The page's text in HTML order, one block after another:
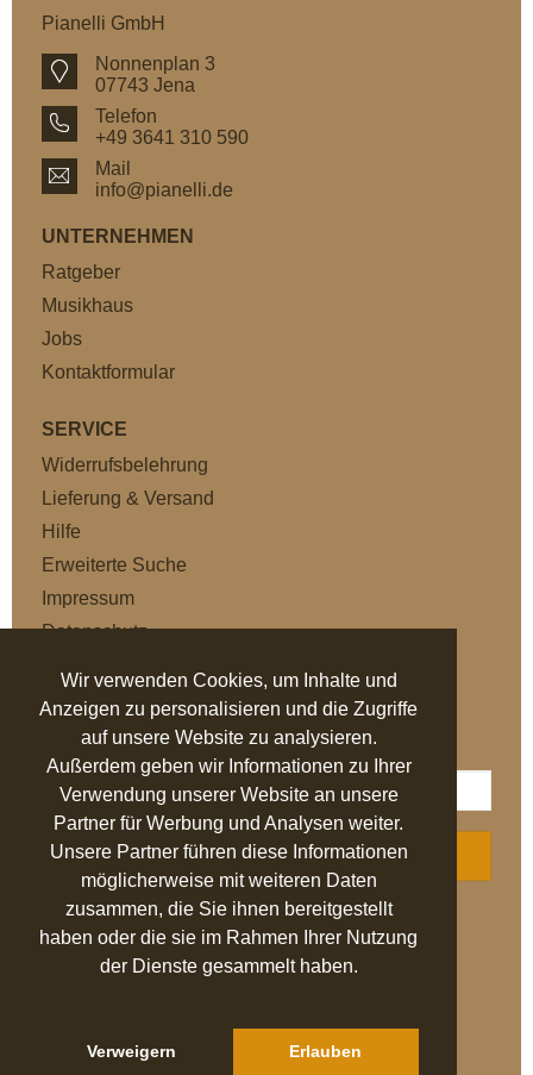
Wir verwenden Cookies, um Inhalte und
Anzeigen zu personalisieren und die Zugriffe
auf unsere Website zu analysieren.
Außerdem geben wir Informationen zu Ihrer
Verwendung unserer Website an unsere
Partner für Werbung und Analysen weiter.
Unsere Partner führen diese Informationen
möglicherweise mit weiteren Daten
zusammen, die Sie ihnen bereitgestellt
haben oder die sie im Rahmen Ihrer Nutzung
der Dienste gesammelt haben.
Verweigern Erlauben
Pianelli GmbH
Nonnenplan 3
07743 Jena
Telefon
+49 3641 310 590
Mail
info@pianelli.de
UNTERNEHMEN
Ratgeber
Musikhaus
Jobs
Kontaktformular
SERVICE
Widerrufsbelehrung
Lieferung & Versand
Hilfe
Erweiterte Suche
Impressum
Datenschutz
NEWSLETTER
ABONNIEREN
SEHR GUT
idealo.de, trustedshops.de
Hinweis zu den Bewertungen